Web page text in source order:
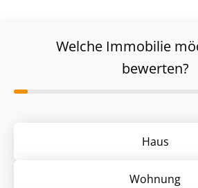
Welche Immobilie
bewerten?
Haus
Wohnung